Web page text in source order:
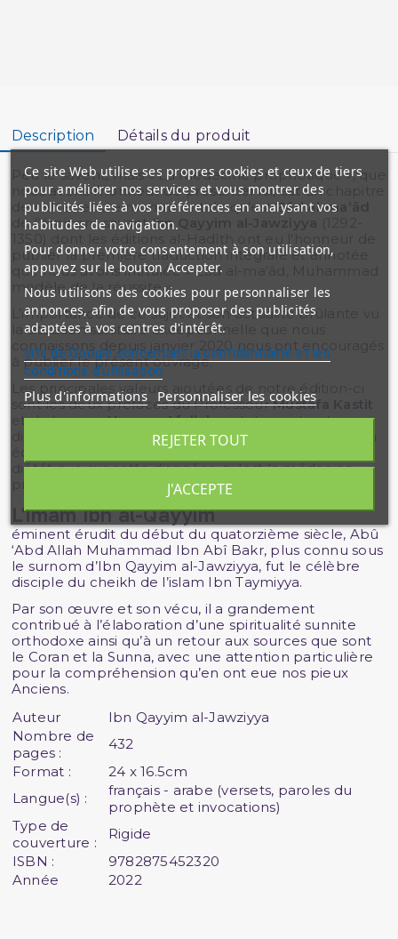
Description Détails du produit
Peu le savent, mais « La médecine prophétique », que
nous avons l’honneur de présenter ici, est un chapitre
de cette œuvre monumentale qu’estZâd al-ma‘âd
de l’éminent savantIbn Qayyim al-Jawziyya
1350) dont les éditions al-Hadîth ont eu l'honneur de
publier la première traduction intégrale et annotée
que nous avons intitulée « Zâd al-ma‘âd, Muhammad
modèle de la réussite ».
L’importance de ce sujet et son actualité brûlante vu
la situation sanitaire exceptionnelle que nous
connaissons depuis janvier 2020 nous ont encouragés
à publier le présent ouvrage.
Les principales valeurs ajoutées de notre édition-ci
sont les deux préfaces du ProfesseurMustafa Kastit
et de la sœurHanane Afellah, nutritionniste et
diététicienne de renom, qui donnent toutes deux un
éclairage à la fois théologique, spirituel, médical et
diététique sur cette discipline qu'est la médecine
L'imam Ibn al-Qayyim
éminent érudit du début du quatorzième siècle, Abû
‘Abd Allah Muhammad Ibn Abî Bakr, plus connu sous
le surnom d’Ibn Qayyim al-Jawziyya, fut le célèbre
disciple du cheikh de l’islam Ibn Taymiyya.
Par son œuvre et son vécu, il a grandement
contribué à l’élaboration d’une spiritualité sunnite
orthodoxe ainsi qu’à un retour aux sources que sont
le Coran et la Sunna, avec une attention particulière
pour la compréhension qu’en ont eue nos pieux
Anciens.
Auteur
Ibn Qayyim al-Jawziyya
Nombre de
pages :
432
Format :
24 x 16.5cm
Langue(s) :
français - arabe (versets, paroles du
prophète et invocations)
Type de
couverture :
Rigide
ISBN :
9782875452320
Année
2022
Ce site Web utilise ses propres cookies et ceux de tiers
pour améliorer nos services et vous montrer des
publicités liées à vos préférences en analysant vos
habitudes de navigation.
Pour donner votre consentement à son utilisation,
appuyez sur le bouton Accepter.
Nous utilisons des cookies pour personnaliser les
annonces, afin de vous proposer des publicités
adaptées à vos centres d'intérêt.
site de Google concernant la confidentialité et les
conditions d'utilisation
Plus d'informations Personnaliser les cookies
REJETER TOUT
J'ACCEPTE